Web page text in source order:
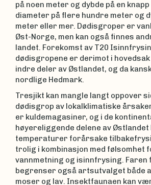
på noen meter og dybde på en
diameter på flere hundre meter og
meter eller mer. Dødisgroper er
Øst-Norge, men kan også finnes
landet. Forekomst av T20
dødisgropene er derimot i
indre deler av Østlandet, og da
nordlige Hedmark.
Tresjikt kan mangle langt oppover
dødisgrop av lokalklimatiske
er kuldemagasiner, og i de
høyereliggende delene av Østlandet
temperaturer forårsake
trolig i kombinasjon med følsomhet
vannmetning og isinnfrysing.
begrenser også artsutvalget både
moser og lav. Insektfaunaen kan